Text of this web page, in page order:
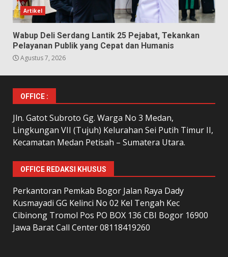
Artikel
Wabup Deli Serdang Lantik 25 Pejabat, Tekankan
Pelayanan Publik yang Cepat dan Humanis
Agustus 7, 2026
OFFICE :
Jln. Gatot Subroto Gg. Warga No 3 Medan,
Lingkungan VII (Tujuh) Kelurahan Sei Putih Timur II,
Kecamatan Medan Petisah – Sumatera Utara.
OFFICE REDAKSI KHUSUS
Perkantoran Pemkab Bogor Jalan Raya Dady
Kusmayadi GG Kelinci No 02 Kel Tengah Kec
Cibinong Tromol Pos PO BOX 136 CBI Bogor 16900
Jawa Barat Call Center 08118419260